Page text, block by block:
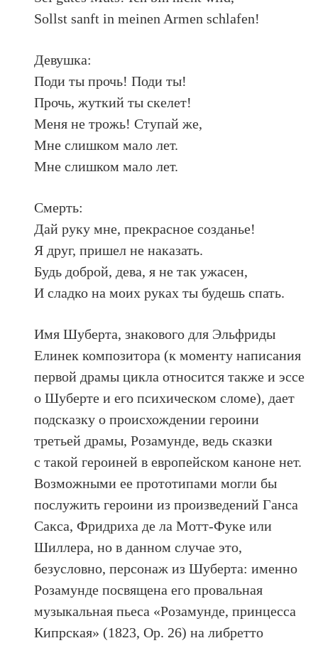
Sollst sanft in meinen Armen schlafen!
Девушка:
Поди ты прочь! Поди ты!
Прочь, жуткий ты скелет!
Меня не трожь! Ступай же,
Мне слишком мало лет.
Мне слишком мало лет.
Смерть:
Дай руку мне, прекрасное созданье!
Я друг, пришел не наказать.
Будь доброй, дева, я не так ужасен,
И сладко на моих руках ты будешь спать.
Имя Шуберта, знакового для Эльфриды
Елинек композитора (к моменту написания
первой драмы цикла относится также и эссе
о Шуберте и его психическом сломе), дает
подсказку о происхождении героини
третьей драмы, Розамунде, ведь сказки
с такой героиней в европейском каноне нет.
Возможными ее прототипами могли бы
послужить героини из произведений Ганса
Сакса, Фридриха де ла Мотт-Фуке или
Шиллера, но в данном случае это,
безусловно, персонаж из Шуберта: именно
Розамунде посвящена его провальная
музыкальная пьеса «Розамунде, принцесса
Кипрская» (1823, Op. 26) на либретто